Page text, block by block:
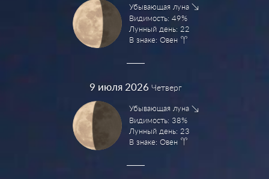
Убывающая луна
Видимость: 49%
Лунный день: 22
В знаке: Овен
9 июля 2026 Четверг
Убывающая луна
Видимость: 38%
Лунный день: 23
В знаке: Овен